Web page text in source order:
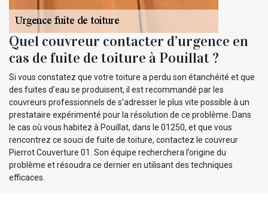
Quel couvreur contacter d’urgence en
cas de fuite de toiture à Pouillat ?
Si vous constatez que votre toiture a perdu son étanchéité et que
des fuites d’eau se produisent, il est recommandé par les
couvreurs professionnels de s’adresser le plus vite possible à un
prestataire expérimenté pour la résolution de ce problème. Dans
le cas où vous habitez à Pouillat, dans le 01250, et que vous
rencontrez ce souci de fuite de toiture, contactez le couvreur
Pierrot Couverture 01. Son équipe recherchera l’origine du
problème et résoudra ce dernier en utilisant des techniques
efficaces.